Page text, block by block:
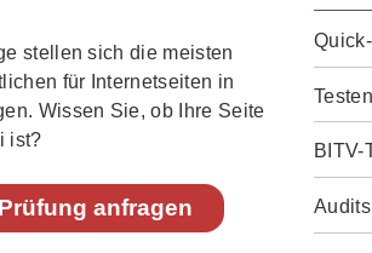
stellen sich die meisten
für Internetseiten in
Wissen Sie, ob Ihre Seite
ist?
anfragen
BITV-